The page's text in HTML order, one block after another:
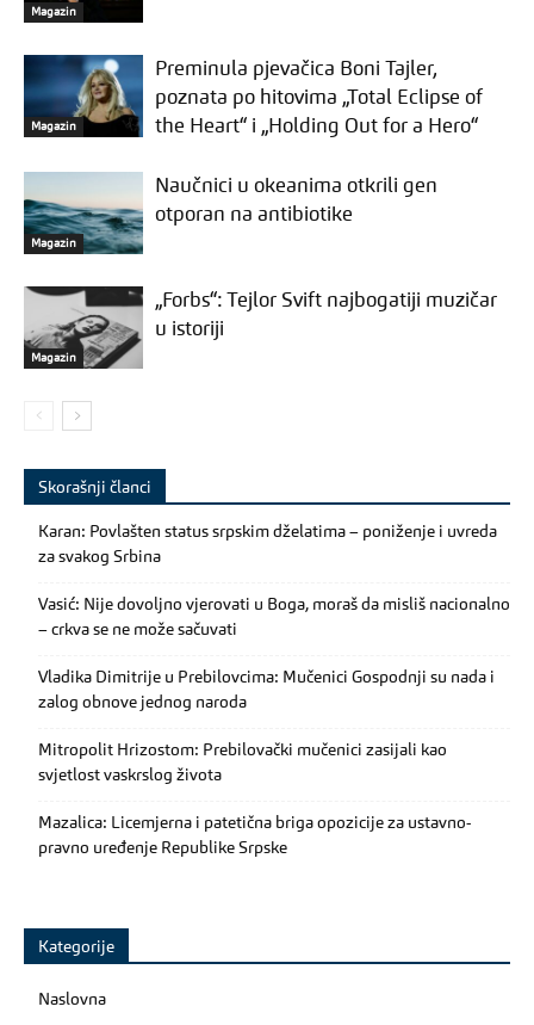
Magazin
Magazin
Preminula pjevačica Boni Tajler,
poznata po hitovima „Total Eclipse of
the Heart“ i „Holding Out for a Hero“
Magazin
Naučnici u okeanima otkrili gen
otporan na antibiotike
Magazin
„Forbs“: Tejlor Svift najbogatiji muzičar
u istoriji
Skorašnji članci
Karan: Povlašten status srpskim dželatima – poniženje i uvreda
za svakog Srbina
Vasić: Nije dovoljno vjerovati u Boga, moraš da misliš nacionalno
– crkva se ne može sačuvati
Vladika Dimitrije u Prebilovcima: Mučenici Gospodnji su nada i
zalog obnove jednog naroda
Mitropolit Hrizostom: Prebilovački mučenici zasijali kao
svjetlost vaskrslog života
Mazalica: Licemjerna i patetična briga opozicije za ustavno-
pravno uređenje Republike Srpske
Kategorije
Naslovna